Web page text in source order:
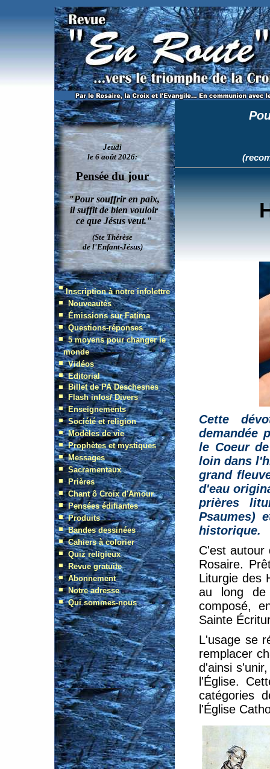
Cette
demandée
le Coeur
loin dans
grand
d'eau
prières
Psaumes)
historique.
C'est autour
Rosaire.
Liturgie des
au long de
composé,
Sainte
L'usage se
remplacer
d'ainsi
l'Église.
catégories
l'Église